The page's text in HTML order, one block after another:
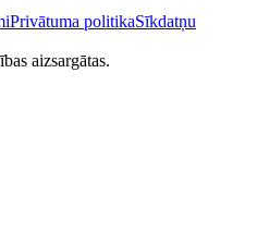
Privātuma politikaSīkdatņu
aizsargātas.